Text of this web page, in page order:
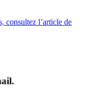
consultez l’article de